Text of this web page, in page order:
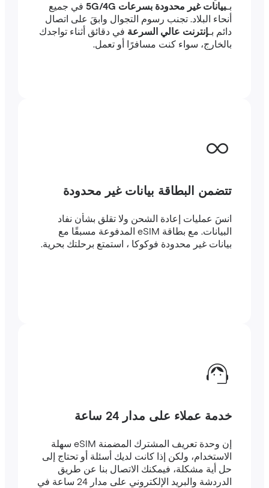
بيانات غير محدودة بسرعات 5G/4G
في جميع
أنحاء البلاد. تجنب رسوم التجوال وابقَ على اتصال
إنترنت عالي السرعةفي دقائق أثناء تواجدك
بالخارج، سواء كنت مسافرًا أو تعمل.
تتضمن البطاقة بيانات غير محدودة
انسَ عمليات إعادة الشحن ولا تقلق بشأن نفاد
البيانات. مع بطاقة eSIM المدفوعة مسبقًا مع
بيانات غير محدودة فوكوكا ، استمتع برحلتك بحرية.
خدمة عملاء على مدار 24 ساعة
إن وحدة تعريف المشترك المضمنة eSIM سهلة
الاستخدام، ولكن إذا كانت لديك أسئلة أو تحتاج إلى
حل أية مشكلة، فيمكنك الاتصال بنا عن طريق
الدردشة والبريد الإلكتروني على مدار 24 ساعة في